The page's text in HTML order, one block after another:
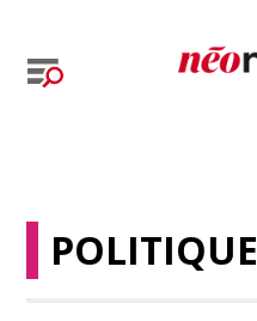
POLITIQUE